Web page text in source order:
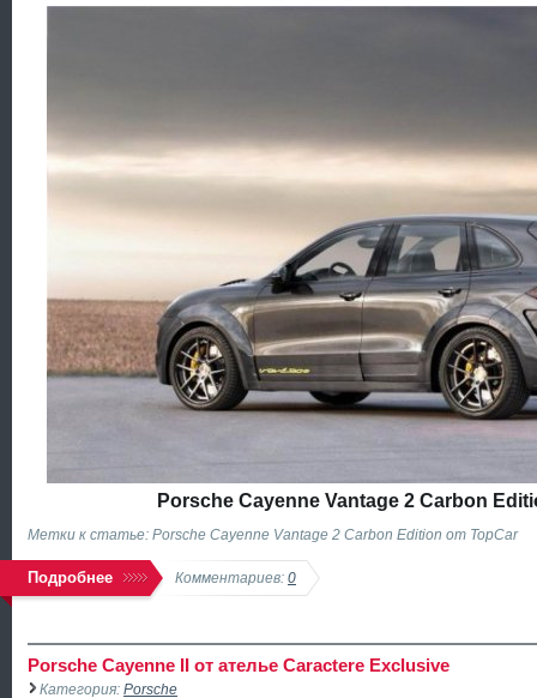
Porsche Cayenne Vantage 2 Carbon
Метки к статье: Porsche Cayenne Vantage 2 Carbon Edition от TopCar
Подробнее Комментариев: 0
Porsche Cayenne II от ателье Caractere Exclusive
Категория: Porsche